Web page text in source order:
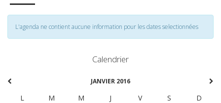
L'agenda ne contient aucune information pour les dates selectionnées
Calendrier
JANVIER 2016
L M M J V S
D